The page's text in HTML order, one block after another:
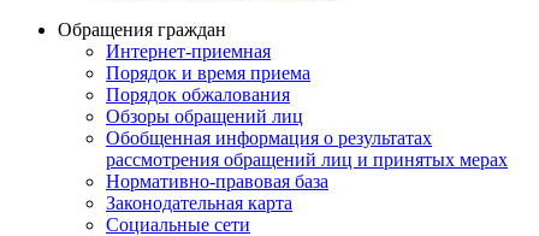
Обращения граждан
Интернет-приемная
Порядок и время приема
Порядок обжалования
Обзоры обращений лиц
Обобщенная информация о результатах
рассмотрения обращений лиц и принятых мерах
Нормативно-правовая база
Законодательная карта
Социальные сети